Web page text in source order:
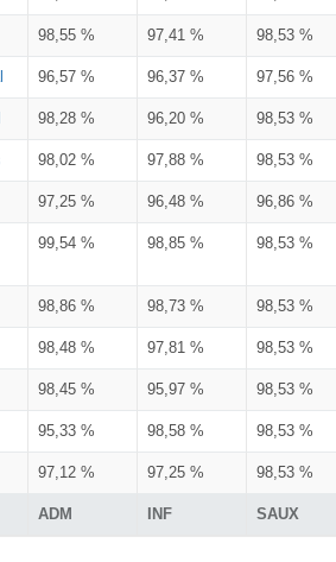
ADM INF SAUX
98,55 % 97,41 % 98,53 %
96,57 % 96,37 % 97,56 %
98,28 % 96,20 % 98,53 %
98,02 % 97,88 % 98,53 %
97,25 % 96,48 % 96,86 %
99,54 % 98,85 % 98,53 %
98,86 % 98,73 % 98,53 %
98,48 % 97,81 % 98,53 %
98,45 % 95,97 % 98,53 %
95,33 % 98,58 % 98,53 %
97,12 % 97,25 % 98,53 %